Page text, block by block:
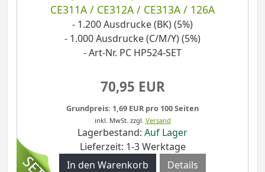
CE311A / CE312A / CE313A / 126A
- 1.200 Ausdrucke (BK) (5%)
- 1.000 Ausdrucke (C/M/Y) (5%)
- Art-Nr. PC HP524-SET
70,95 EUR
Grundpreis: 1,69 EUR pro 100 Seiten
inkl. MwSt. zzgl. Versand
Lagerbestand: Auf Lager
Lieferzeit: 1-3 Werktage
Details